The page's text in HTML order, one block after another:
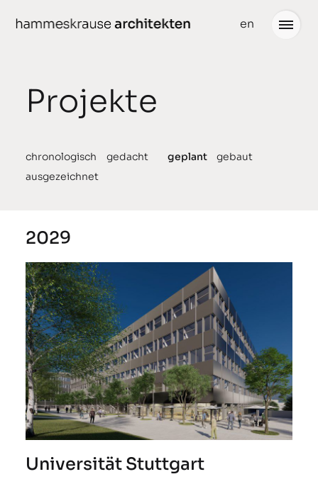
zum
en
Projekte
gedacht
geplant
ausgezeichnet
Büro
Projekte
chronologisch gedacht geplant
gebaut
ausgezeichnet
2029
Universität Stuttgart